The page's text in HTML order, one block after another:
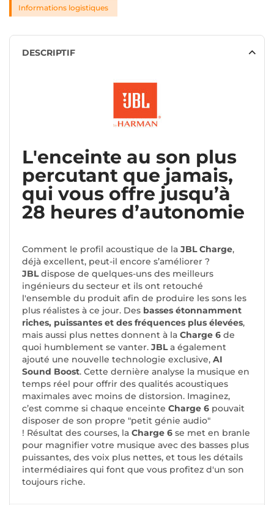
Informations logistiques
DESCRIPTIF
L'enceinte au son plus
percutant que jamais,
qui vous offre jusqu’à
28 heures d’autonomie
Comment le profil acoustique de la JBL Charge,
déjà excellent, peut-il encore s’améliorer ?
JBLdispose de quelques-uns des meilleurs
ingénieurs du secteur et ils ont retouché
l'ensemble du produit afin de produire les sons les
plus réalistes à ce jour. Des basses étonnamment
riches, puissantes et des fréquences plus élevées,
mais aussi plus nettes donnent à la Charge 6 de
quoi humblement se vanter. JBLa également
ajouté une nouvelle technologie exclusive, AI
Sound Boost. Cette dernière analyse la musique en
temps réel pour offrir des qualités acoustiques
maximales avec moins de distorsion. Imaginez,
c’est comme si chaque enceinte Charge 6 pouvait
disposer de son propre "petit génie audio"
! Résultat des courses, la Charge 6 se met en branle
pour magnifier votre musique avec des basses plus
puissantes, des voix plus nettes, et tous les détails
intermédiaires qui font que vous profitez d'un son
toujours riche.